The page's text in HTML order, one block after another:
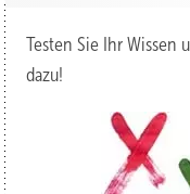
Testen Sie Ihr Wissen
dazu!